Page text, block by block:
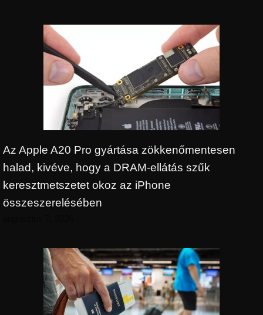
Az Apple A20 Pro gyártása zökkenőmentesen
halad, kivéve, hogy a DRAM-ellátás szűk
keresztmetszetet okoz az iPhone
összeszerelésében